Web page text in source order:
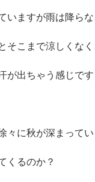
いますが雨は降らな
そこまで涼しくな
が出ちゃう感じです
々に秋が深まって
くるのか？